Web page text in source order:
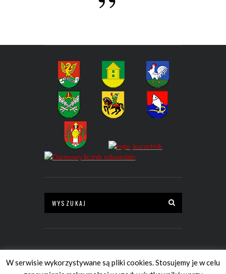
W serwisie wykorzystywane są pliki cookies. Stosujemy je w celu